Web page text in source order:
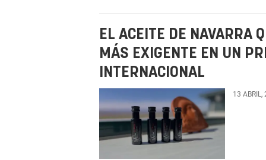
EL ACEITE DE NAVARRA
MÁS EXIGENTE EN UN
INTERNACIONAL
13